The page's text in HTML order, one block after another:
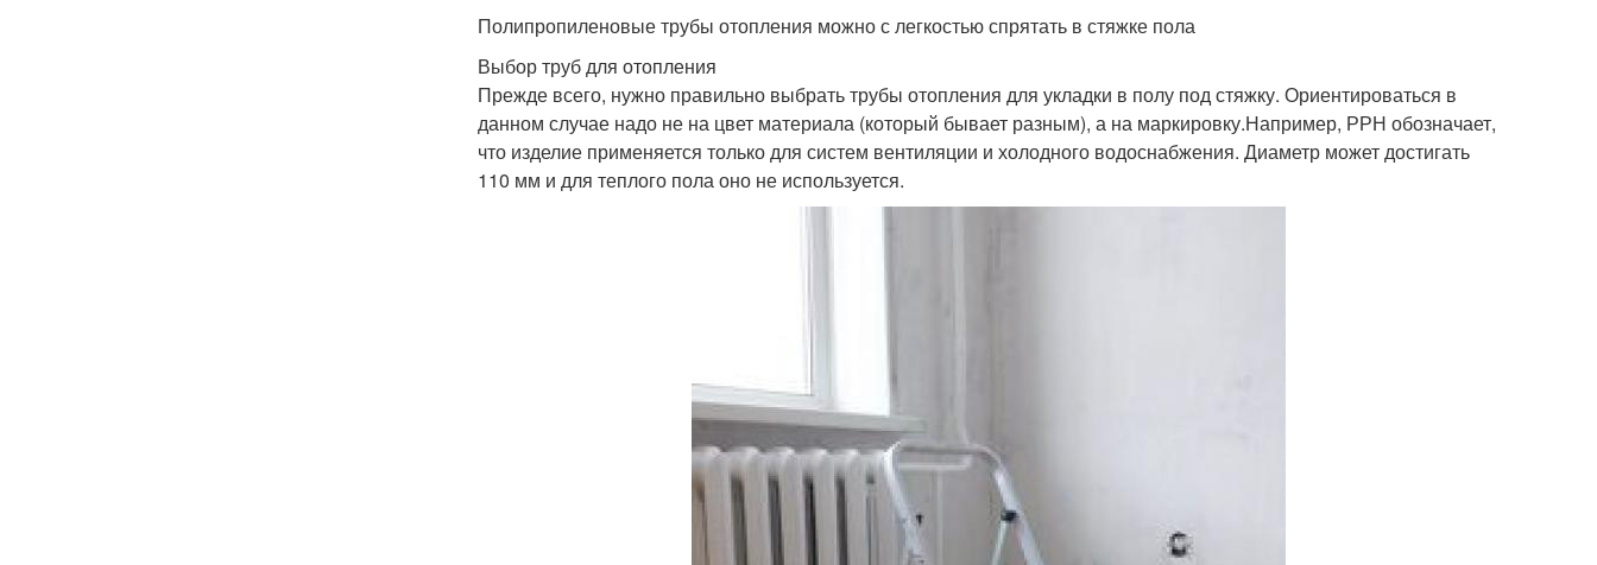
Полипропиленовые трубы отопления можно с легкостью спрятать в стяжке пола
Выбор труб для отопления
Прежде всего, нужно правильно выбрать трубы отопления для укладки в полу под стяжку. Ориентироваться в
данном случае надо не на цвет материала (который бывает разным), а на маркировку.Например, РРН обозначает,
что изделие применяется только для систем вентиляции и холодного водоснабжения. Диаметр может достигать
110 мм и для теплого пола оно не используется.